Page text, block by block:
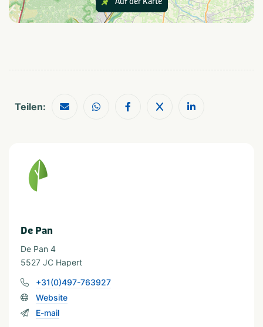
Kids & familie
Rust & natuur
Teilen:
De Pan
De Pan 4
5527 JC Hapert
+31(0)497-763927
Website
E-mail